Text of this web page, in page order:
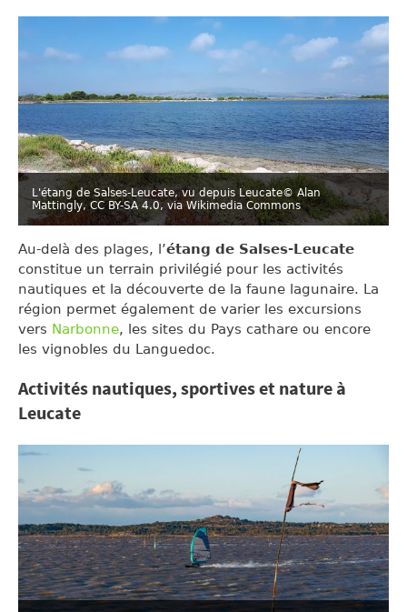
L'étang de Salses-Leucate, vu depuis Leucate© Alan
Mattingly, CC BY-SA 4.0, via Wikimedia Commons
Au-delà des plages, l’étang de Salses-Leucate
constitue un terrain privilégié pour les activités
nautiques et la découverte de la faune lagunaire. La
région permet également de varier les excursions
vers Narbonne, les sites du Pays cathare ou encore
les vignobles du Languedoc.
Activités nautiques, sportives et nature à
Leucate